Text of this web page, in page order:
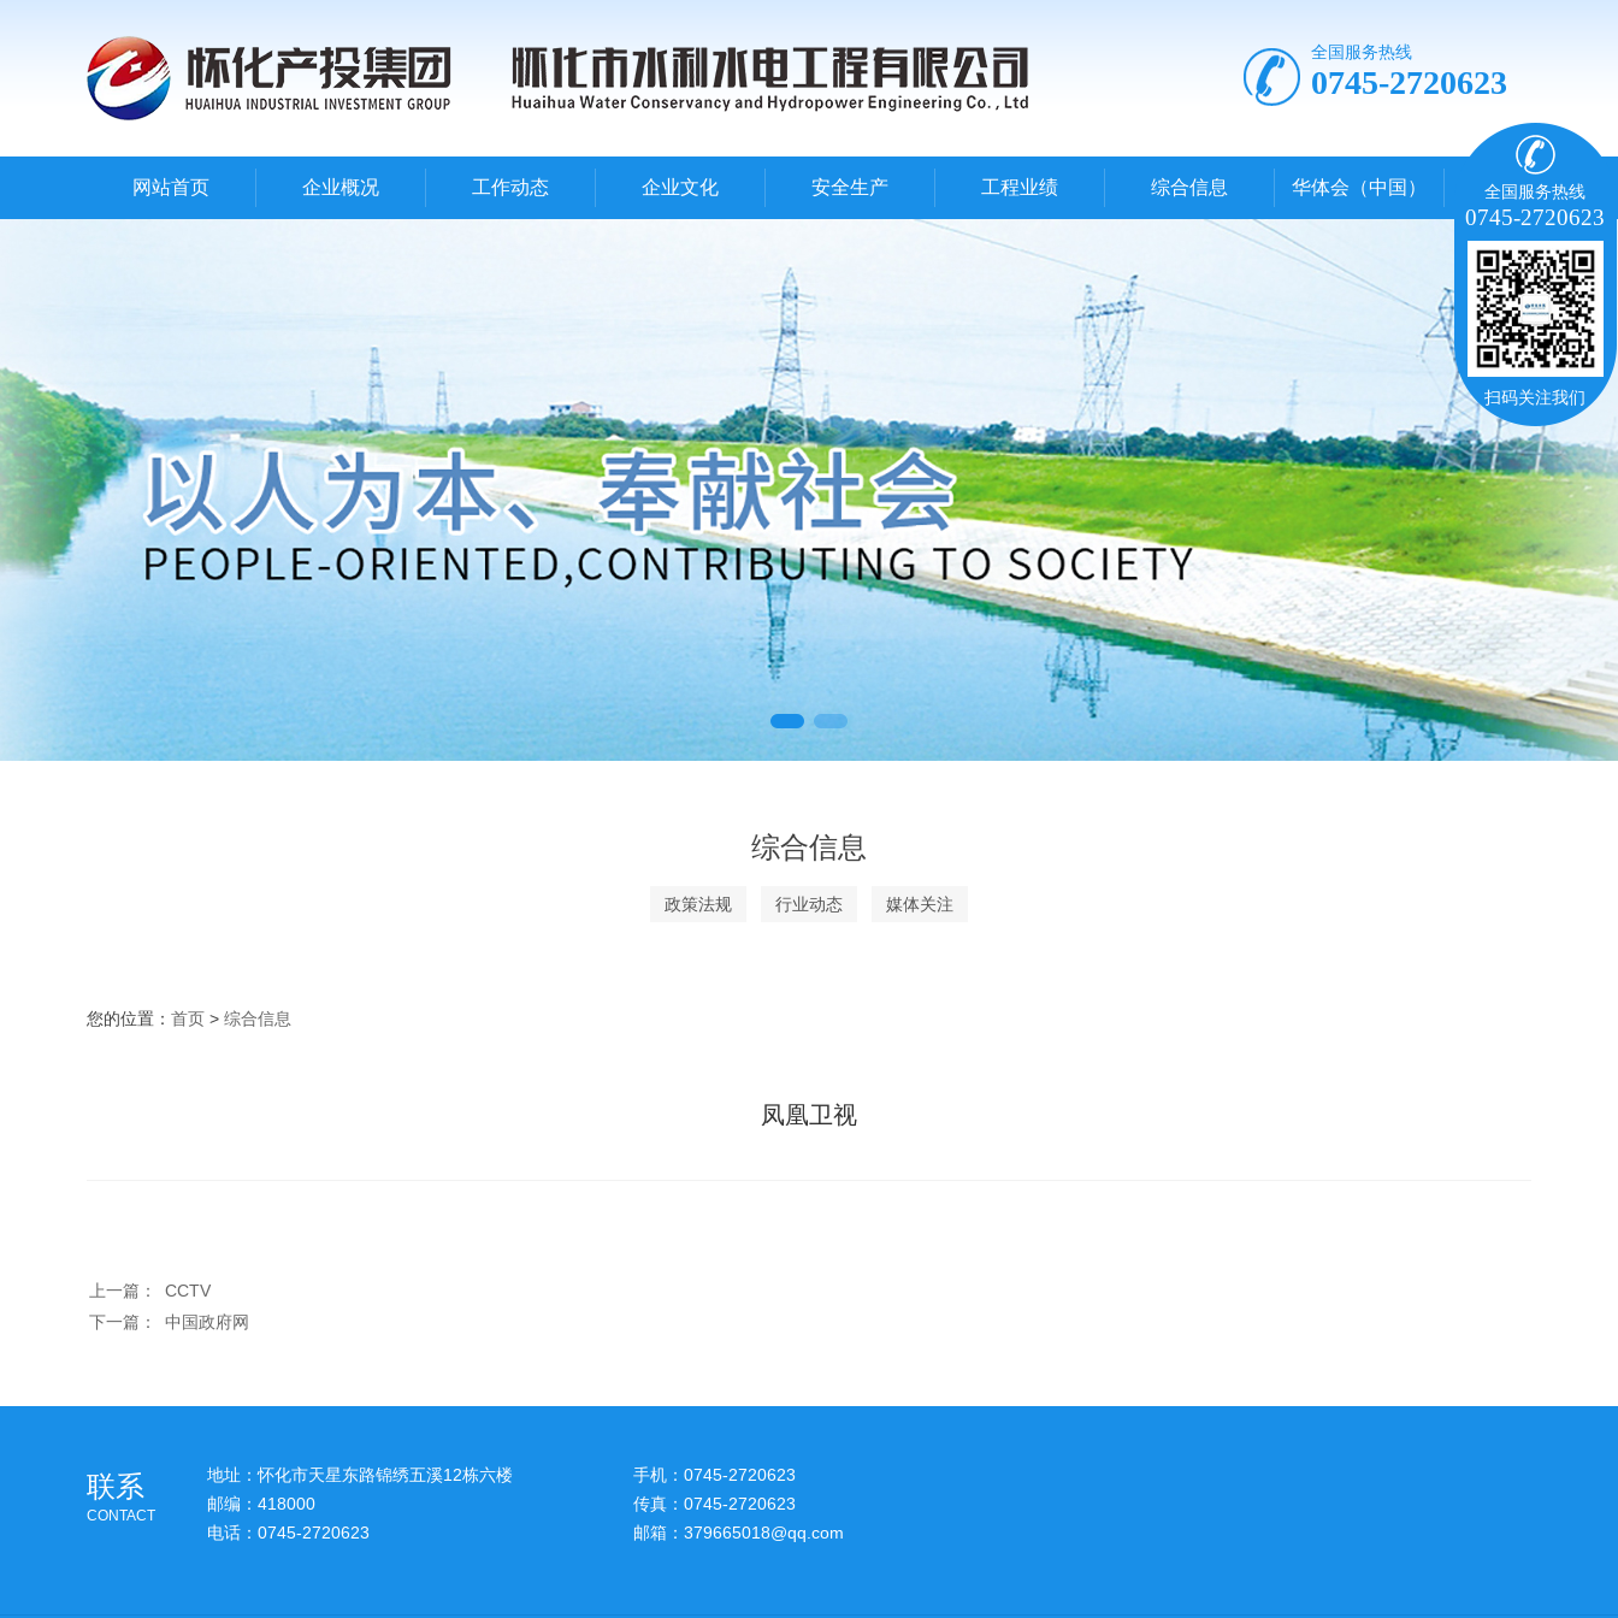
全国服务热线
0745-2720623
网站首页 企业概况 工作动态 企业文化 安全生产 工程业绩 综合信息 华体会（中国）
综合信息
政策法规 行业动态 媒体关注
您的位置： 首页 > 综合信息
凤凰卫视
上一篇：
CCTV
下一篇：
中国政府网
联系
CONTACT
地址：怀化市天星东路锦绣五溪12栋六楼
邮编：418000
电话：0745-2720623
手机：0745-2720623
传真：0745-2720623
邮箱：379665018@qq.com
全国服务热线
0745-2720623
扫码关注我们